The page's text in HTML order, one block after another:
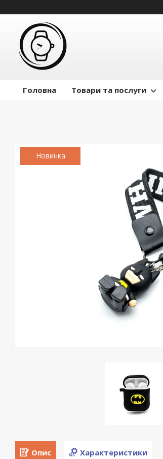
Головна Товари та послуги
Новинка
Опис Характеристики